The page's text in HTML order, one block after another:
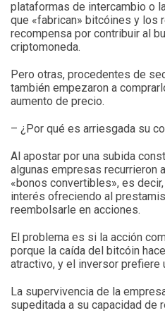
plataformas de intercambio o
que «fabrican» bitcóines y los
recompensa por contribuir al
criptomoneda.
Pero otras, procedentes de
también empezaron a
aumento de precio.
– ¿Por qué es arriesgada su
Al apostar por una subida
algunas empresas recurrieron
«bonos convertibles», es
interés ofreciendo al
reembolsarle en acciones.
El problema es si la acción
porque la caída del bitcóin
atractivo, y el inversor
La supervivencia de la
supeditada a su capacidad de